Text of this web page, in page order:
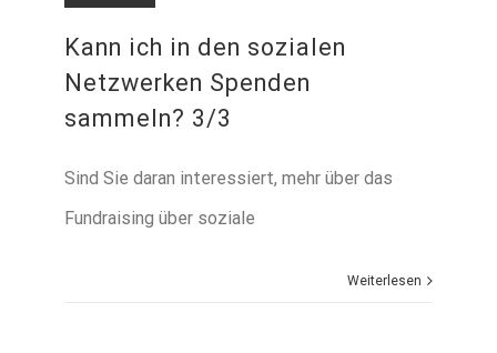
Kann ich in den sozialen
Netzwerken Spenden
sammeln? 3/3
Sind Sie daran interessiert, mehr über das
Fundraising über soziale
Weiterlesen